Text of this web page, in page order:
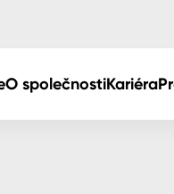
O společnostiKariéra